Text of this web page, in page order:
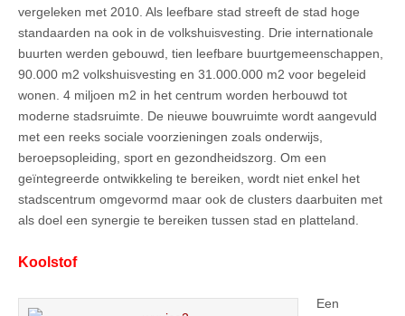
vergeleken met 2010. Als leefbare stad streeft de stad hoge
standaarden na ook in de volkshuisvesting. Drie internationale
buurten werden gebouwd, tien leefbare buurtgemeenschappen,
90.000 m2 volkshuisvesting en 31.000.000 m2 voor begeleid
wonen. 4 miljoen m2 in het centrum worden herbouwd tot
moderne stadsruimte. De nieuwe bouwruimte wordt aangevuld
met een reeks sociale voorzieningen zoals onderwijs,
beroepsopleiding, sport en gezondheidszorg. Om een
geïntegreerde ontwikkeling te bereiken, wordt niet enkel het
stadscentrum omgevormd maar ook de clusters daarbuiten met
als doel een synergie te bereiken tussen stad en platteland.
Koolstof
Een